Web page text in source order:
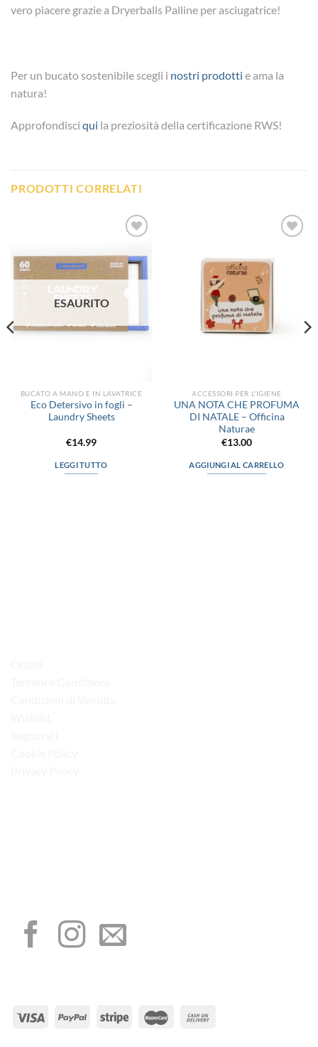
vero piacere grazie a Dryerballs Palline per asciugatrice!
Per un bucato sostenibile scegli i nostri prodotti e ama la
natura!
Approfondisci qui la preziosità della certificazione RWS!
PRODOTTI CORRELATI
alla lista
dei
ESAURITO
BUCATO A MANO E IN LAVATRICE
Eco Detersivo in fogli –
Laundry Sheets
€14.99
LEGGI TUTTO
alla lista
ACCESSORI PER L'IGIENE
UNA NOTA CHE PROFUMA
DI NATALE – Officina
Naturae
€13.00
AGGIUNGI AL CARRELLO